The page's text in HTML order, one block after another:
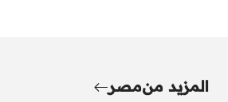
المزيد منمصر